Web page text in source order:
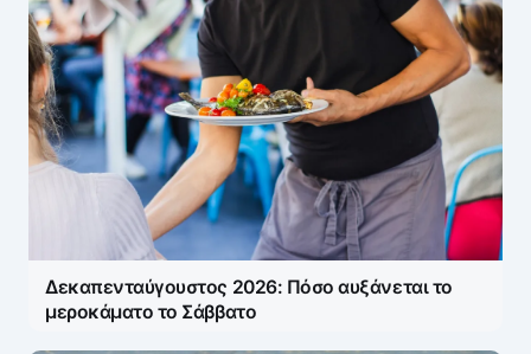
Δεκαπενταύγουστος 2026: Πόσο αυξάνεται το
μεροκάματο το Σάββατο